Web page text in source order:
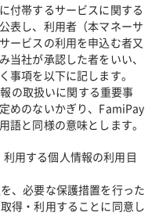
付帯するサービスに関する
表し、利用者（本マネーサ
ービスの利用を申込む者又
当社が承認した者をいい、
事項を以下に記します。
の取扱いに関する重要事
めのないかぎり、FamiPay
語と同様の意味とします。
用する個人情報の利用目
、必要な保護措置を行った
得・利用することに同意し